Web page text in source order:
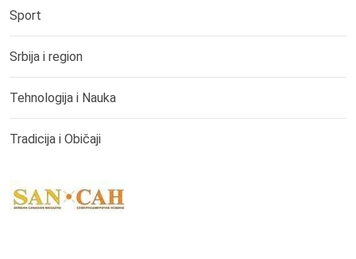
Sport
Srbija i region
Tehnologija i Nauka
Tradicija i Običaji